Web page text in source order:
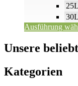
25L
30L
Ausführung
Unsere
Kategorien